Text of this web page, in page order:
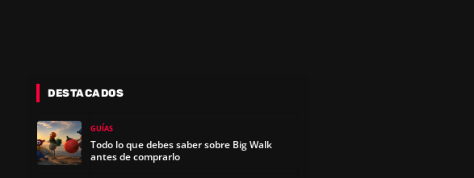
DESTACADOS
GUÍAS
Todo lo que debes saber sobre Big Walk
antes de comprarlo